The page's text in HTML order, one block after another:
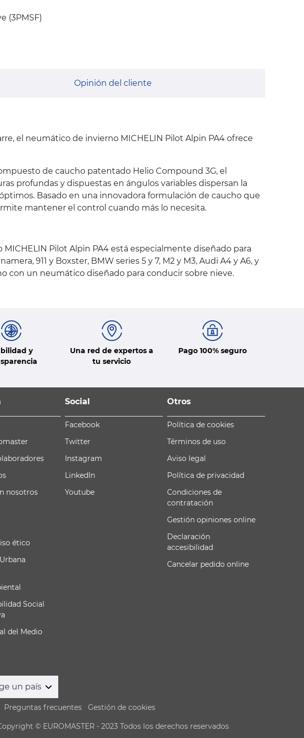
(3PMSF)
Opinión del cliente
el neumático de invierno MICHELIN Pilot Alpin PA4 ofrece
de caucho patentado Helio Compound 3G, el
profundas y dispuestas en ángulos variables dispersan la
Basado en una innovadora formulación de caucho que
mantener el control cuando más lo necesita.
Pilot Alpin PA4 está especialmente diseñado para
911 y Boxster, BMW series 5 y 7, M2 y M3, Audi A4 y A6, y
con un neumático diseñado para conducir sobre nieve.
y
Una red de expertos a
tu servicio
Pago 100% seguro
nosotros
ético
Social
del Medio
Social
Facebook
Twitter
Instagram
LinkedIn
Youtube
Otros
Política de cookies
Términos de uso
Aviso legal
Política de privacidad
Condiciones de
contratación
Gestión opiniones online
Declaración
accesibilidad
Cancelar pedido online
un país
Preguntas frecuentes Gestión de cookies
© EUROMASTER - 2023 Todos los derechos reservados